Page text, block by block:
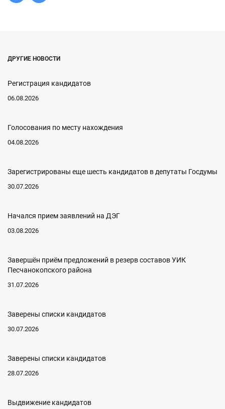
ДРУГИЕ НОВОСТИ
Регистрация кандидатов
06.08.2026
Голосования по месту нахождения
04.08.2026
Зарегистрированы еще шесть кандидатов в депутаты Госдумы
30.07.2026
Начался прием заявлений на ДЭГ
03.08.2026
Завершён приём предложений в резерв составов УИК
Песчанокопского района
31.07.2026
Заверены списки кандидатов
30.07.2026
Заверены списки кандидатов
28.07.2026
Выдвижение кандидатов